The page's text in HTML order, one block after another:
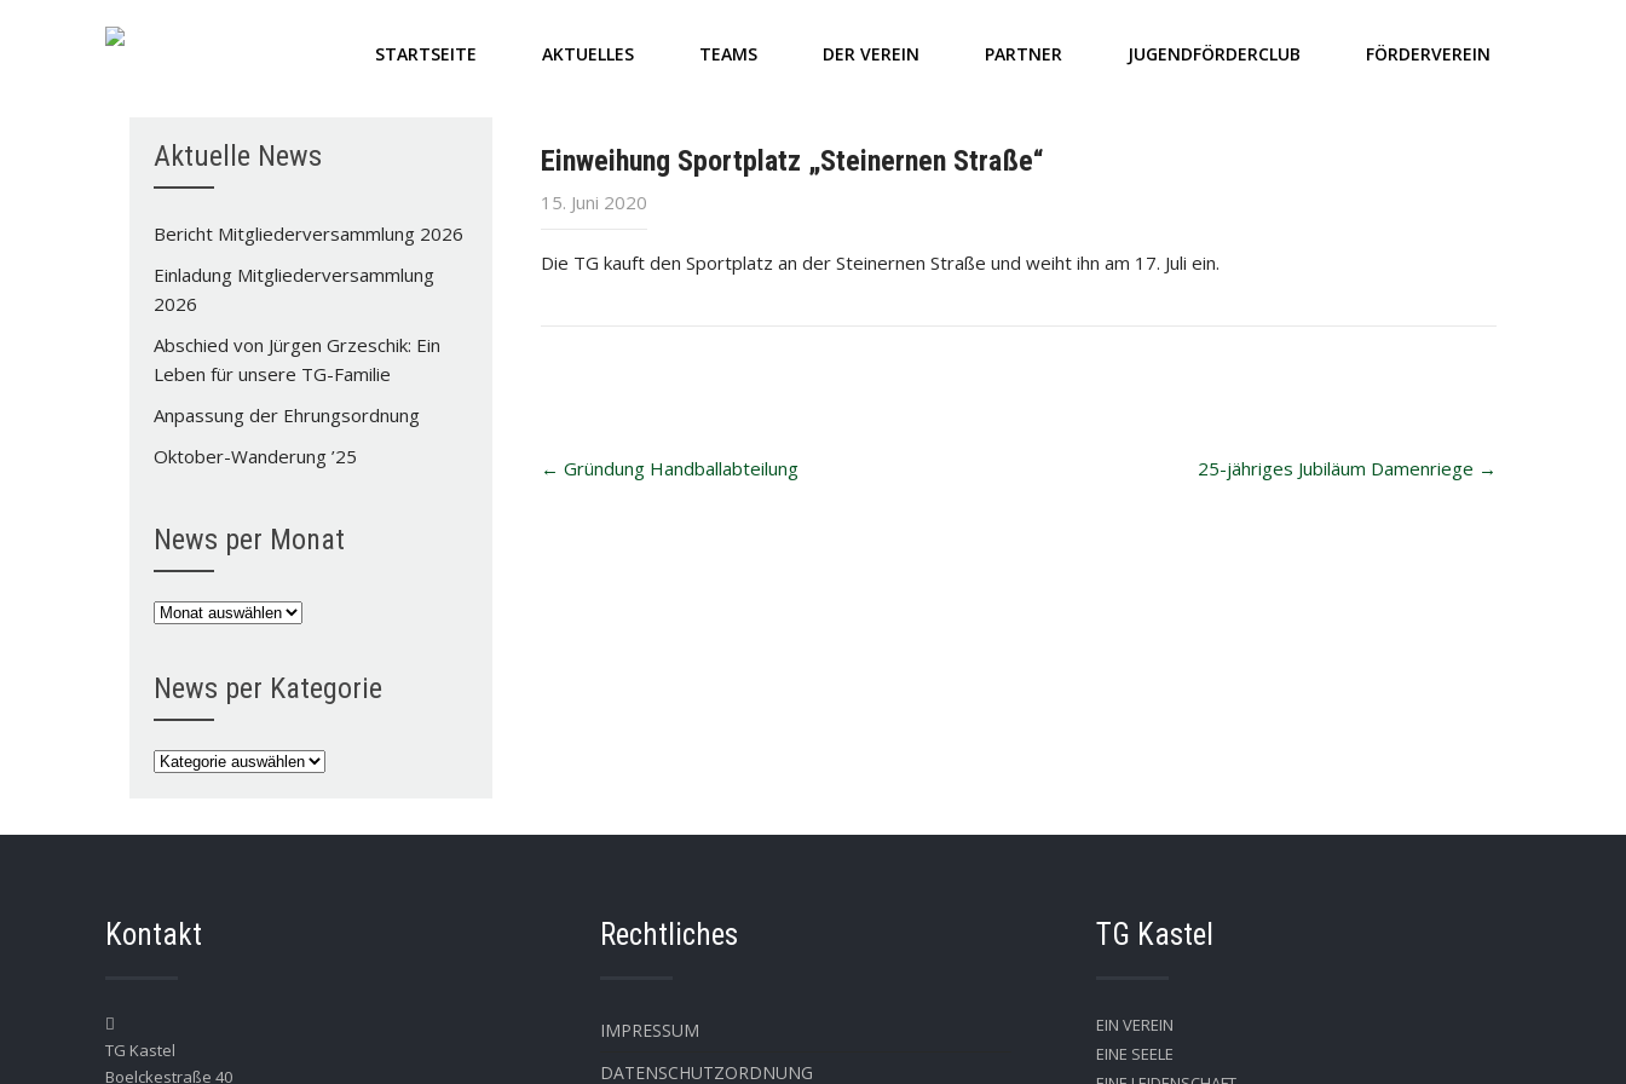
STARTSEITE AKTUELLES TEAMS DER VEREIN PARTNER JUGENDFÖRDERCLUB FÖRDERVEREIN
Einweihung Sportplatz „Steinernen Straße“
15. Juni 2020
Die TG kauft den Sportplatz an der Steinernen Straße und weiht ihn am 17. Juli ein.
navigation
← Gründung Handballabteilung 25-jähriges Jubiläum Damenriege →
Aktuelle News
Bericht Mitgliederversammlung 2026
Einladung Mitgliederversammlung
2026
Abschied von Jürgen Grzeschik: Ein
Leben für unsere TG-Familie
Anpassung der Ehrungsordnung
Oktober-Wanderung ’25
News per Monat
News
News per Kategorie
News
Kontakt
TG Kastel
Boelckestraße 40
Rechtliches
IMPRESSUM
DATENSCHUTZORDNUNG
TG Kastel
EIN VEREIN
EINE SEELE